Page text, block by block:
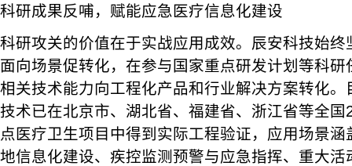
科研成果反哺，赋能应急医疗信息化建设
科研攻关的价值在于实战应用成效。辰安科技始
面向场景促转化，在参与国家重点研发计划等科
相关技术能力向工程化产品和行业解决方案转化
技术已在北京市、湖北省、福建省、浙江省等全
点医疗卫生项目中得到实际工程验证，应用场景
地信息化建设、疾控监测预警与应急指挥、重大